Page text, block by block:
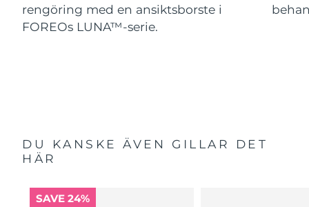
rengöring med en ansiktsborste i
FOREOs LUNA™-serie.
DU KANSKE ÄVEN GILLAR DET
HÄR
SAVE 24%